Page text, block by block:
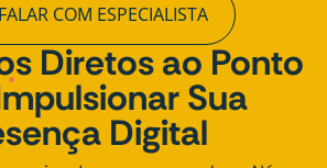
FALAR COM ESPECIALISTA
Diretos ao Ponto
Sua
Digital